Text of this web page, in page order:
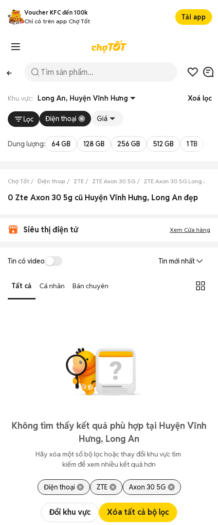
Voucher KFC đến 100k
Chỉ có trên app Chợ Tốt
Tải app
Khu vực: Long An, Huyện Vĩnh Hưng Xoá lọc
Lọc Điện thoại Giá
Dung lượng: 64 GB 128 GB 256 GB 512 GB 1 TB
Chợ Tốt Điện thoại ZTE ZTE Axon 30 5G ZTE Axon 30 5G Long An
0 Zte Axon 30 5g cũ Huyện Vĩnh Hưng, Long An đẹp
Siêu thị điện tử Xem Cửa hàng
Tin có video Tin mới nhất
Tất cả Cá nhân Bán chuyên
Không tìm thấy kết quả phù hợp tại Huyện Vĩnh
Hưng, Long An
Hãy xóa một số bộ lọc hoặc thay đổi khu vực tìm
kiếm để xem nhiều kết quả hơn
Điện thoại ZTE Axon 30 5G
Đổi khu vực Xóa tất cả bộ lọc